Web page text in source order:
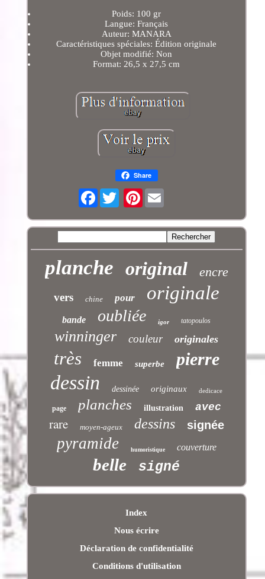
Poids: 100 gr
Langue: Français
Auteur: MANARA
Caractéristiques spéciales: Édition originale
Objet modifié: Non
Format: 26,5 x 27,5 cm
Share
Facebook Pinterest
planche original encre
vers chine pour originale
bande oubliée igor tatopoulos
winninger couleur originales
très femme superbe pierre
dessin dessinée originaux dedicace
page planches illustration avec
rare moyen-ageux dessins signée
pyramide humoristique couverture
belle signé
Index
Nous écrire
Déclaration de confidentialité
Conditions d'utilisation